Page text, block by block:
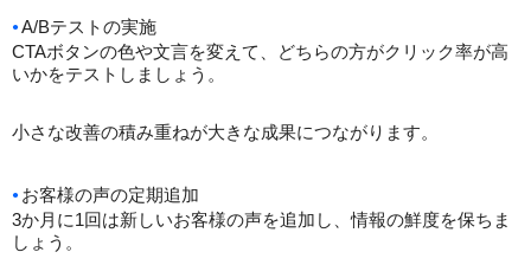
A/Bテストの実施
CTAボタンの色や文言を変えて、どちらの方がクリック率が高
いかをテストしましょう。
小さな改善の積み重ねが大きな成果につながります。
お客様の声の定期追加
3か月に1回は新しいお客様の声を追加し、情報の鮮度を保ちま
しょう。